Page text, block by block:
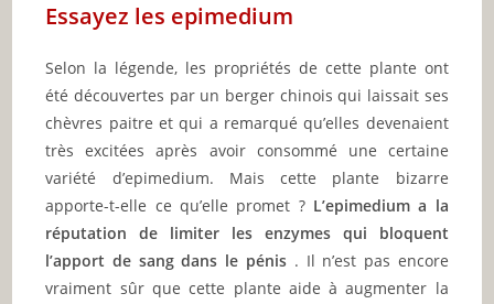
Essayez les epimedium
Selon la légende, les propriétés de cette plante ont
été découvertes par un berger chinois qui laissait ses
chèvres paitre et qui a remarqué qu’elles devenaient
très excitées après avoir consommé une certaine
variété d’epimedium. Mais cette plante bizarre
apporte-t-elle ce qu’elle promet ? L’epimedium a la
réputation de limiter les enzymes qui bloquent
l’apport de sang dans le pénis . Il n’est pas encore
vraiment sûr que cette plante aide à augmenter la